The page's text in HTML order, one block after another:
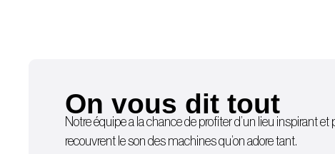
On vous dit tout
Notre équipe a la chance de profiter d’un lieu inspirant
recouvrent le son des machines qu’on adore tant.